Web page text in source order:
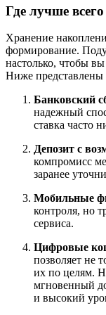
Где лучше
Хранение
формирование.
настолько, чтобы
Ниже представлены
Банковский
надежный
ставка часто
Депозит с
компромисс
заранее
Мобильные
контроля, но
сервиса.
Цифровые
позволяет не
их по целям.
мгновенный
и высокий